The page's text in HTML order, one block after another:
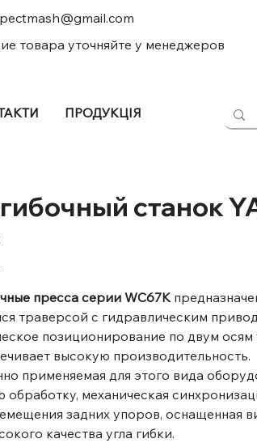
товара уточняйте у менеджеров
ПРОДУКЦІЯ
станок
пресса серии WC67K
траверсой с гидравлическим
позиционирование по двум
высокую производительность.
применяемая для этого вида
обработку, механическая
задних упоров, оснащенная
качества угла гибки.